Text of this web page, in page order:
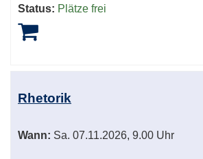
Status: Plätze frei
Rhetorik
Wann: Sa. 07.11.2026, 9.00 Uhr